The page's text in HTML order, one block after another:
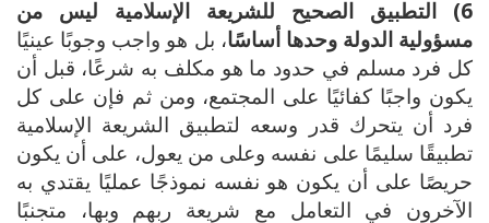
6) التطبيق الصحيح للشريعة الإسلامية ليس من
مسؤولية الدولة وحدها أساسًا، بل هو واجب وجوبًا عينيًا
كل فرد مسلم في حدود ما هو مكلف به شرعًا، قبل أن
يكون واجبًا كفائيًا على المجتمع، ومن ثم فإن على كل
فرد أن يتحرك قدر وسعه لتطبيق الشريعة الإسلامية
تطبيقًا سليمًا على نفسه وعلى من يعول، على أن يكون
حريصًا على أن يكون هو نفسه نموذجًا عمليًا يقتدي به
الآخرون في التعامل مع شريعة ربهم وبها، متجنبًا